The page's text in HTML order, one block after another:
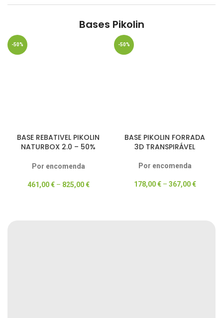
Bases Pikolin
-50%
BASE REBATIVEL PIKOLIN
NATURBOX 2.0 – 50%
Por encomenda
461,00€– 825,00€
-50%
BASE PIKOLIN FORRADA
3D TRANSPIRÁVEL
Por encomenda
178,00€– 367,00€